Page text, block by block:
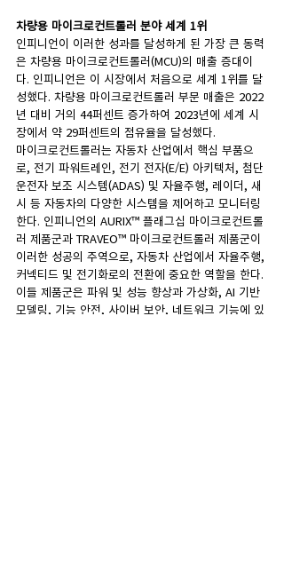
차량용 마이크로컨트롤러 분야 세계 1위
인피니언이 이러한 성과를 달성하게 된 가장 큰 동력
은 차량용 마이크로컨트롤러(MCU)의 매출 증대이
다. 인피니언은 이 시장에서 처음으로 세계 1위를 달
성했다. 차량용 마이크로컨트롤러 부문 매출은 2022
년 대비 거의 44퍼센트 증가하여 2023년에 세계 시
장에서 약 29퍼센트의 점유율을 달성했다.
마이크로컨트롤러는 자동차 산업에서 핵심 부품으
로, 전기 파워트레인, 전기 전자(E/E) 아키텍처, 첨단
운전자 보조 시스템(ADAS) 및 자율주행, 레이더, 새
시 등 자동차의 다양한 시스템을 제어하고 모니터링
한다. 인피니언의 AURIX™ 플래그십 마이크로컨트롤
러 제품군과 TRAVEO™ 마이크로컨트롤러 제품군이
이러한 성공의 주역으로, 자동차 산업에서 자율주행,
커넥티드 및 전기화로의 전환에 중요한 역할을 한다.
이들 제품군은 파워 및 성능 향상과 가상화, AI 기반
모델링, 기능 안전, 사이버 보안, 네트워크 기능에 있